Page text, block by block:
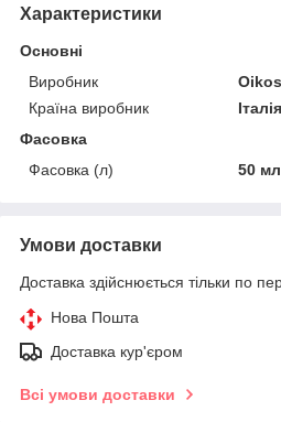
Характеристики
Основні
Виробник
Oikos
Країна виробник
Італія
Фасовка
Фасовка (л)
50 мл
Умови доставки
Доставка здійснюється тільки по
Нова Пошта
Доставка кур'єром
Всі умови доставки